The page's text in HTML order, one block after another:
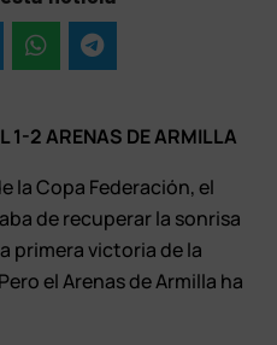
1-2 ARENAS DE ARMILLA
la Copa Federación, el
de recuperar la sonrisa
primera victoria de la
el Arenas de Armilla ha